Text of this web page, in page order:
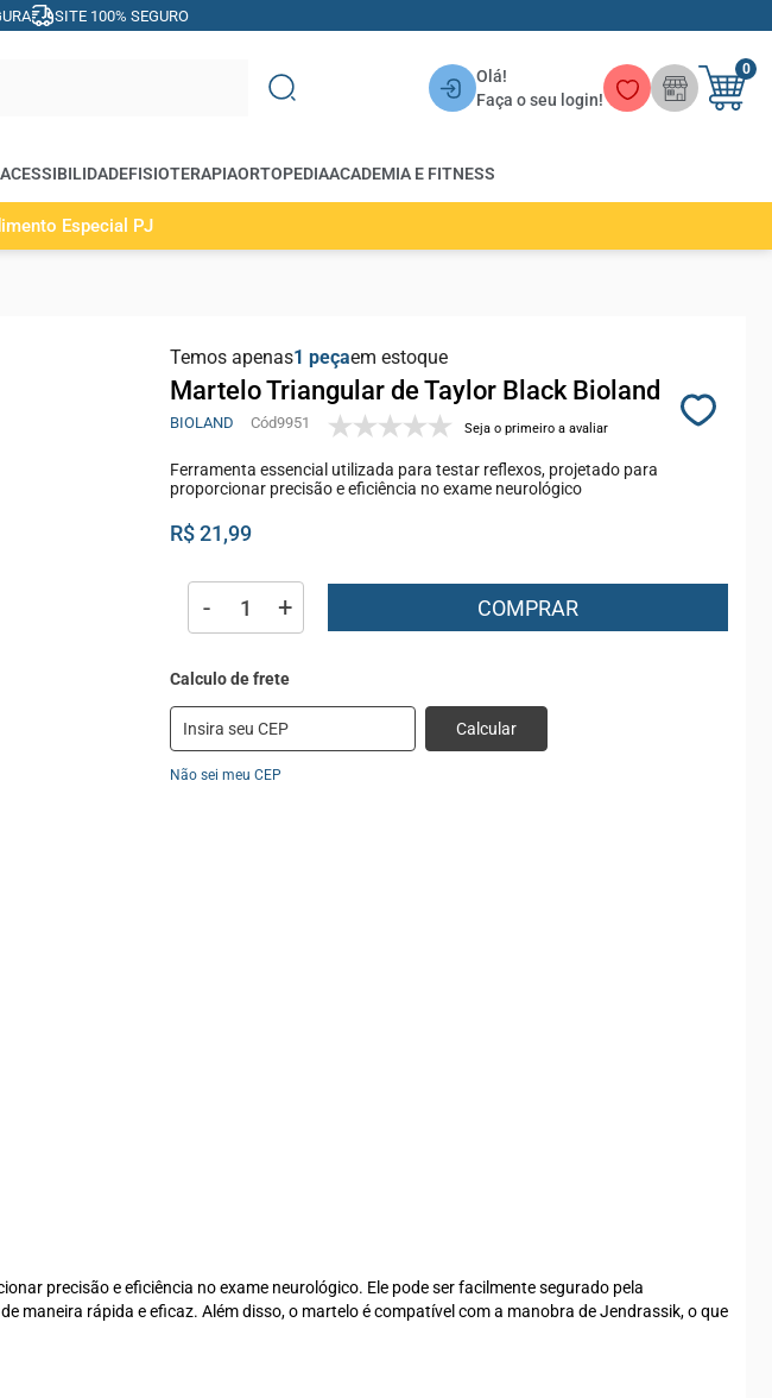
SITE 100% SEGURO
Olá!
Faça o seu login!
0
ACESSIBILIDADEFISIOTERAPIAORTOPEDIAACADEMIA E FITNESS
Especial PJ
Temos apenas1 em estoque
Martelo Triangular de Taylor Black Bioland
BIOLAND 9951 Seja o primeiro a avaliar
Ferramenta essencial utilizada para testar reflexos, projetado para
proporcionar precisão e eficiência no exame neurológico
R$ 21,99
- + COMPRAR
Calcular
Não sei meu CEP
precisão e eficiência no exame neurológico. Ele pode ser facilmente segurado pela
maneira rápida e eficaz. Além disso, o martelo é compatível com a manobra de Jendrassik, o que